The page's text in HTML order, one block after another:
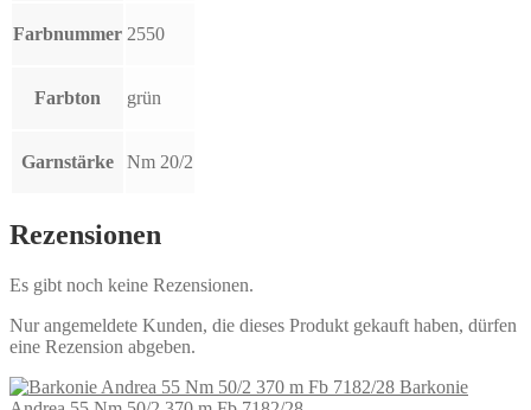
Farbnummer 2550
Farbton grün
Garnstärke Nm 20/2
Rezensionen
Es gibt noch keine Rezensionen.
Nur angemeldete Kunden, die dieses Produkt gekauft haben, dürfen
eine Rezension abgeben.
Barkonie